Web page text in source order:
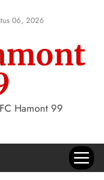
06, 2026
Hamont 99